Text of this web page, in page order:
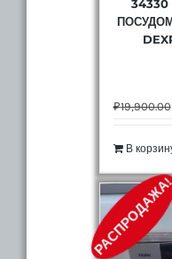
₽19,900.00
В